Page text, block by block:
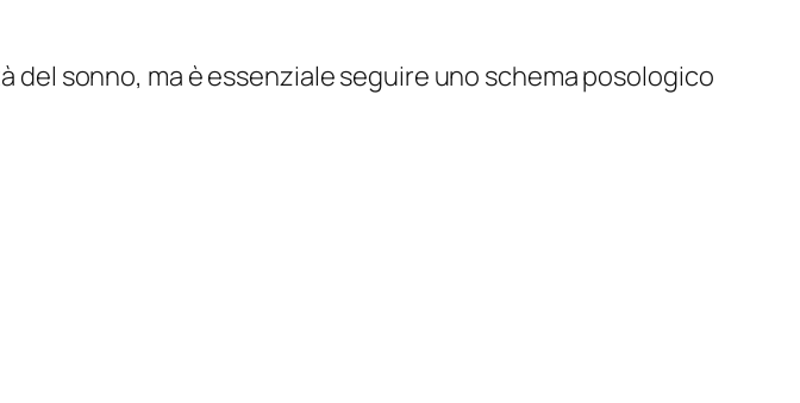
del sonno, ma è essenziale seguire uno schema posologico